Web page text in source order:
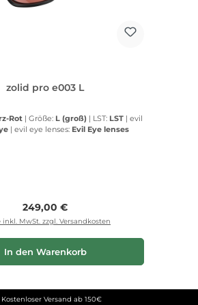
zolid pro e003 L
Rot | Größe: L (groß) | LST: LST |
| evil eye lenses: Evil Eye lenses
Regulärer Preis:
249,00 €
inkl. MwSt. zzgl. Versandkosten
In den Warenkorb
Kostenloser Versand ab 150€